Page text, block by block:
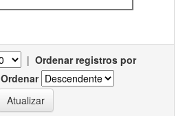
| Ordenar registros por
Ordenar